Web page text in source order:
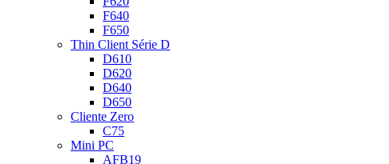
F640
F650
Thin Client Série D
D610
D620
D640
D650
Cliente Zero
C75
Mini PC
AFB19